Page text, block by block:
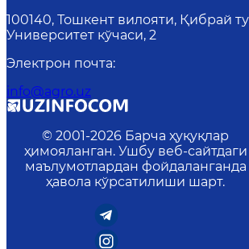
100140, Тошкент вилояти, Қибрай
Университет кўчаси, 2
Электрон почта:
info@agro.uz
© 2001-2026 Барча ҳуқуқлар
ҳимояланган. Ушбу веб-сайтдаги
маълумотлардан фойдаланганда
ҳавола кўрсатилиши шарт.